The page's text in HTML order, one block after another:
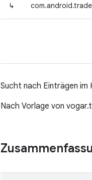
↳
Sucht nach Einträgen im
Nach Vorlage von